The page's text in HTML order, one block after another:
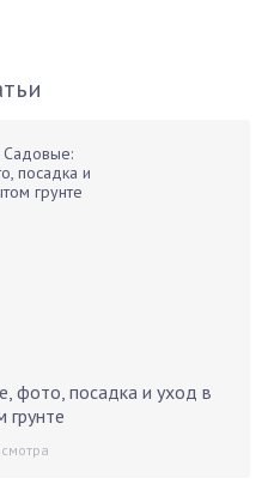
фото, посадка и уход в
грунте